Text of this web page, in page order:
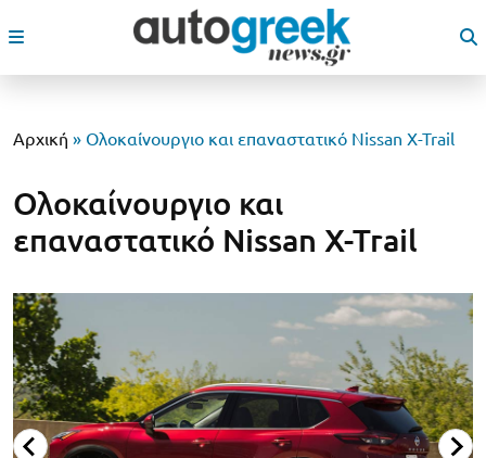
Αρχική » Ολοκαίνουργιο και επαναστατικό Nissan X-Trail
Ολοκαίνουργιο και
επαναστατικό Nissan X-Trail